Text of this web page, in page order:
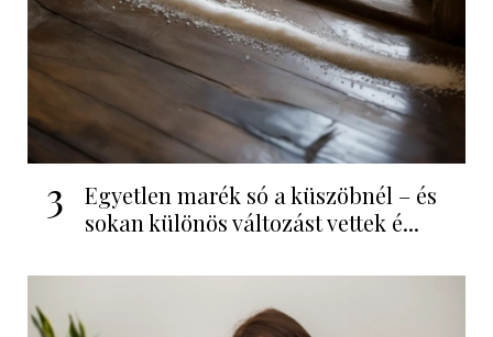
3
Egyetlen marék só a küszöbnél – és
sokan különös változást vettek é...